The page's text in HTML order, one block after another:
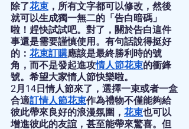
除了花束 ，所有文字都可以修改，然後
就可以生成獨一無二的「告白暗碼」
啦！趕快試試吧。對了，關於告白這件
事還是需要謹慎使用。有句話說得挺好
的： 花束訂購應該是最終勝利時的號
角，而不是發起進攻情人節花束的衝鋒
號。希望大家情人節快樂啦。
2月14日情人節來了，選擇一束或者一盒
合適訂情人節花束作為禮物不僅能夠給
彼此帶來良好的浪漫氛圍， 花束也可以
增進彼此的友誼，甚至能帶來驚喜。但